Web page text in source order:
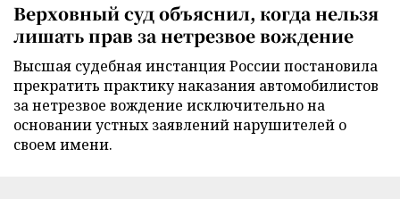
Верховный суд объяснил, когда нельзя
лишать прав за нетрезвое вождение
Высшая судебная инстанция России постановила
прекратить практику наказания автомобилистов
за нетрезвое вождение исключительно на
основании устных заявлений нарушителей о
своем имени.